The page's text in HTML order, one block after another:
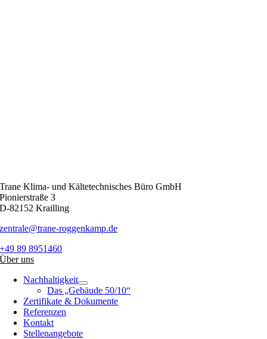
Trane Klima- und Kältetechnisches Büro GmbH
Pionierstraße 3
D-82152 Krailling
zentrale@trane-roggenkamp.de
+49 89 8951460
Über uns
Nachhaltigkeit
Das „Gebäude 50/10“
Zertifikate & Dokumente
Referenzen
Kontakt
Stellenangebote